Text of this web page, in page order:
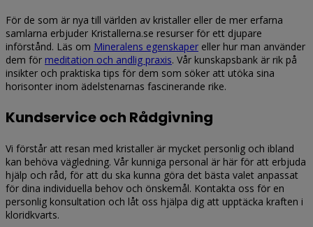
För de som är nya till världen av kristaller eller de mer erfarna
samlarna erbjuder Kristallerna.se resurser för ett djupare
införstånd. Läs om Mineralens egenskaper eller hur man använder
dem för meditation och andlig praxis. Vår kunskapsbank är rik på
insikter och praktiska tips för dem som söker att utöka sina
horisonter inom ädelstenarnas fascinerande rike.
Kundservice och Rådgivning
Vi förstår att resan med kristaller är mycket personlig och ibland
kan behöva vägledning. Vår kunniga personal är här för att erbjuda
hjälp och råd, för att du ska kunna göra det bästa valet anpassat
för dina individuella behov och önskemål. Kontakta oss för en
personlig konsultation och låt oss hjälpa dig att upptäcka kraften i
kloridkvarts.